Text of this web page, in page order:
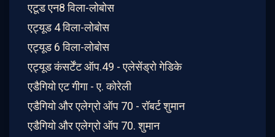
एटूड एन8 विला-लोबोस
एट्यूड 4 विला-लोबोस
एट्यूड 6 विला-लोबोस
एट्यूड कंसर्टेंट ऑप.49 - एलेसेंड्रो गेडिके
एडैगियो एट गीगा - ए. कोरेली
एडैगियो और एलेग्रो ऑप 70 - रॉबर्ट शुमान
एडैगियो और एलेग्रो ऑप 70. शुमान